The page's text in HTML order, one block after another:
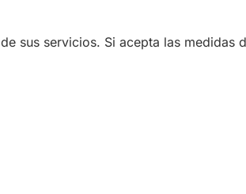
sus servicios. Si acepta las medidas